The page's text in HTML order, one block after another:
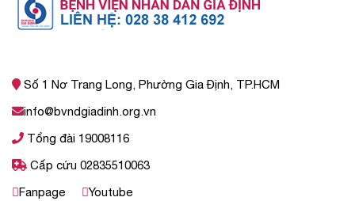
Số 1 Nơ Trang Long, Phường Gia Định, TP.HCM
info@bvndgiadinh.org.vn
Tổng đài 19008116
Cấp cứu 02835510063
Fanpage
Youtube